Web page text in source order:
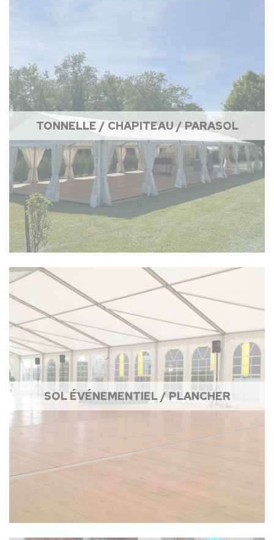
TONNELLE / CHAPITEAU / PARASOL
SOL ÉVÉNEMENTIEL / PLANCHER